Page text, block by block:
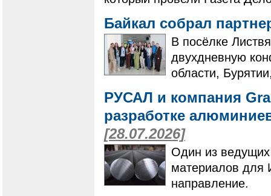
Байкал собрал
В посёлке
двухдневную
области,
РУСАЛ и компания
разработке
[28.07.2026]
Один из ведущих
материалов для
направление.